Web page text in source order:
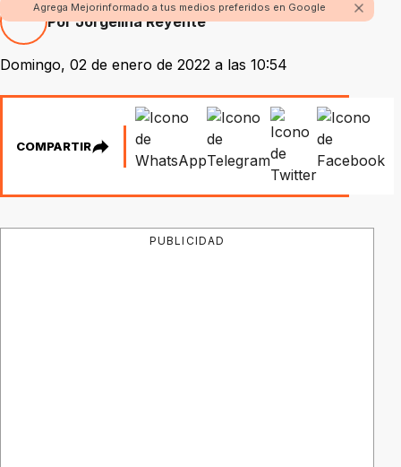
Agrega Mejorinformado a tus medios preferidos en Google
Por Jorgelina Reyente
Domingo, 02 de enero de 2022 a las 10:54
COMPARTIR
PUBLICIDAD